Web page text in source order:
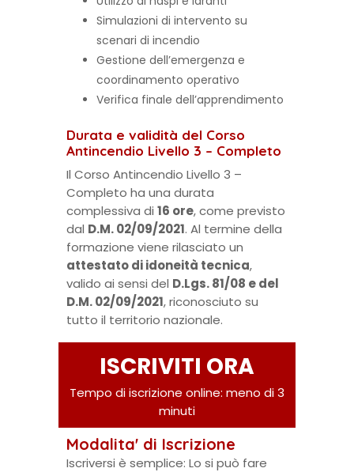
Simulazioni di intervento su
scenari di incendio
Gestione dell’emergenza e
coordinamento operativo
Verifica finale dell’apprendimento
Durata e validità del Corso
Antincendio Livello 3 – Completo
Il Corso Antincendio Livello 3 –
Completo ha una durata
complessiva di 16 ore, come previsto
dal D.M. 02/09/2021. Al termine della
formazione viene rilasciato un
attestato di idoneità tecnica,
valido ai sensi del D.Lgs. 81/08 e del
D.M. 02/09/2021, riconosciuto su
tutto il territorio nazionale.
ISCRIVITI ORA
Tempo di iscrizione online: meno di 3
minuti
Modalita' di Iscrizione
Iscriversi è semplice: Lo si può fare